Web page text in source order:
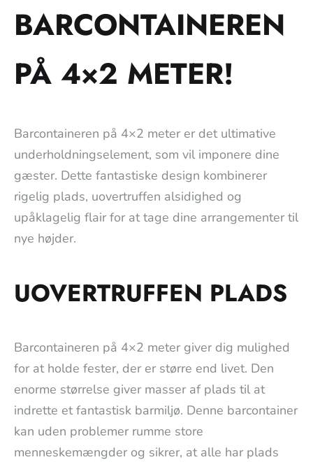
BARCONTAINEREN
PÅ 4×2 METER!
Barcontaineren på 4×2 meter er det ultimative
underholdningselement, som vil imponere dine
gæster. Dette fantastiske design kombinerer
rigelig plads, uovertruffen alsidighed og
upåklagelig flair for at tage dine arrangementer til
nye højder.
UOVERTRUFFEN PLADS
Barcontaineren på 4×2 meter giver dig mulighed
for at holde fester, der er større end livet. Den
enorme størrelse giver masser af plads til at
indrette et fantastisk barmiljø. Denne barcontainer
kan uden problemer rumme store
menneskemængder og sikrer, at alle har plads